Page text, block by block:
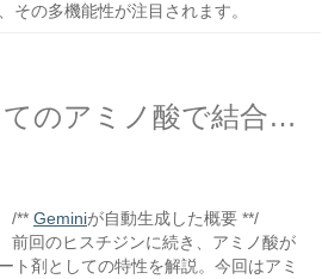
その多機能性が注目されます。
キレート剤としてのアミノ酸で結合の手と成り得る基を探る
/** Geminiが自動生成した概要 **/
前回のヒスチジンに続き、アミノ酸が
ト剤としての特性を解説。今回はアミ